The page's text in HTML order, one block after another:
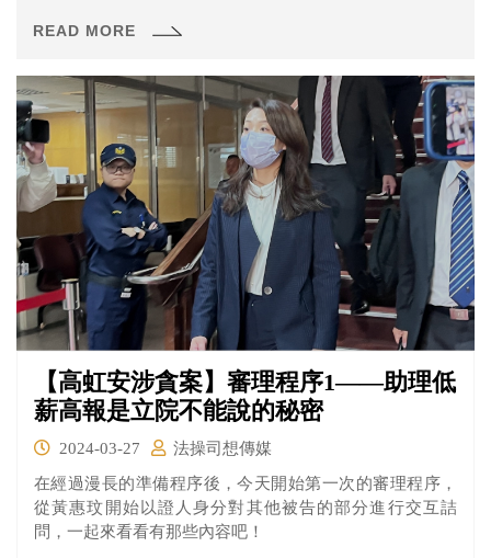
READ MORE
【高虹安涉貪案】審理程序1——助理低
薪高報是立院不能說的秘密
2024-03-27
法操司想傳媒
在經過漫長的準備程序後，今天開始第一次的審理程序，
從黃惠玟開始以證人身分對其他被告的部分進行交互詰
問，一起來看看有那些內容吧！